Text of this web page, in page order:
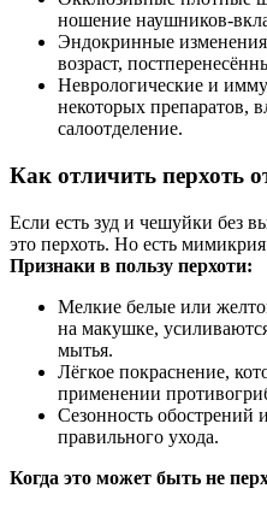
ношение наушников-
Эндокринные
возраст,
Неврологические и
некоторых препаратов,
салоотделение.
Как отличить перхоть
Если есть зуд и чешуйки без
это перхоть. Но есть
Признаки в пользу перхоти:
Мелкие белые или
на макушке,
мытья.
Лёгкое покраснение,
применении
Сезонность обострений
правильного ухода.
Когда это может быть не